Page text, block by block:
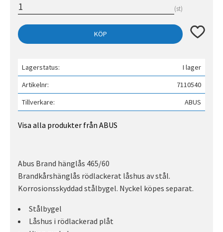
st
KÖP Lägg till
Lagerstatus
I lager
Artikelnr
7110540
Tillverkare
ABUS
Visa alla produkter från ABUS
Abus Brand hänglås 465/60
Brandkårshänglås rödlackerat låshus av stål.
Korrosionsskyddad stålbygel. Nyckel köpes separat.
Stålbygel
Låshus i rödlackerad plåt